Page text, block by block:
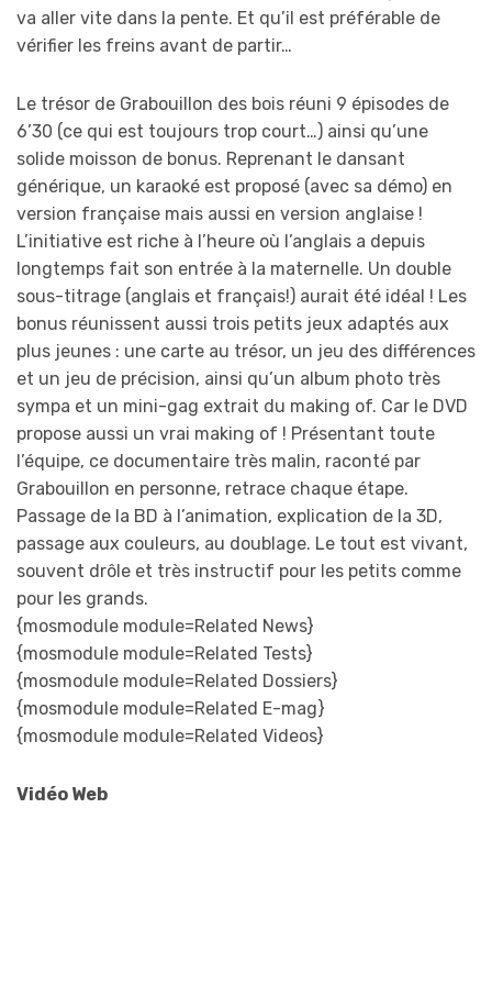
va aller vite dans la pente. Et qu’il est préférable de
vérifier les freins avant de partir…
Le trésor de Grabouillon des bois réuni 9 épisodes de
6’30 (ce qui est toujours trop court…) ainsi qu’une
solide moisson de bonus. Reprenant le dansant
générique, un karaoké est proposé (avec sa démo) en
version française mais aussi en version anglaise !
L’initiative est riche à l’heure où l’anglais a depuis
longtemps fait son entrée à la maternelle. Un double
sous-titrage (anglais et français!) aurait été idéal ! Les
bonus réunissent aussi trois petits jeux adaptés aux
plus jeunes : une carte au trésor, un jeu des différences
et un jeu de précision, ainsi qu’un album photo très
sympa et un mini-gag extrait du making of. Car le DVD
propose aussi un vrai making of ! Présentant toute
l’équipe, ce documentaire très malin, raconté par
Grabouillon en personne, retrace chaque étape.
Passage de la BD à l’animation, explication de la 3D,
passage aux couleurs, au doublage. Le tout est vivant,
souvent drôle et très instructif pour les petits comme
pour les grands.
{mosmodule module=Related News}
{mosmodule module=Related Tests}
{mosmodule module=Related Dossiers}
{mosmodule module=Related E-mag}
{mosmodule module=Related Videos}
Vidéo Web